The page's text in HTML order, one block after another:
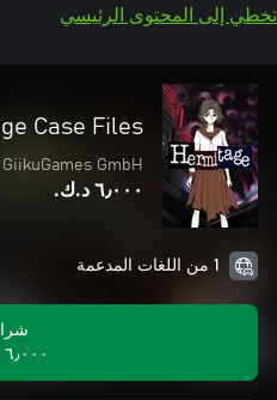
تخطي إلى المحتوى الرئيسي
Case Files
GiikuGames GmbH
٦٫٠٠٠ د.ك.‏
1 من اللغات المدعمة
٦٫٠٠٠ د.ك.‏